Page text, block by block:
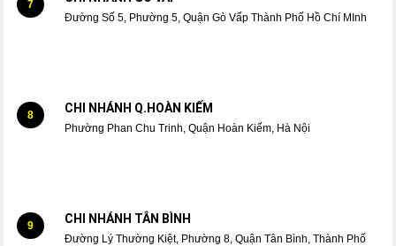
7
Đường Số 5, Phường 5, Quận Gò Vấp Thành Phố Hồ Chí MInh
8 CHI NHÁNH Q.HOÀN KIẾM
Phường Phan Chu Trinh, Quận Hoàn Kiếm, Hà Nội
9 CHI NHÁNH TÂN BÌNH
Đường Lý Thường Kiệt, Phường 8, Quận Tân Bình, Thành Phố